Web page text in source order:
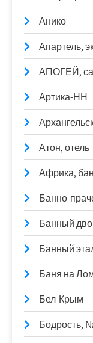
Анико
Апартель,
АПОГЕЙ,
Артика-НН
Атон, отель
Африка,
Банно-
Банный
Банный
Баня на
Бел-Крым
Бодрость,